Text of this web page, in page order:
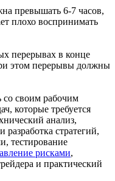
превышать 6-7 часов,
плохо воспринимать
перерывах в конце
этом перерывы должны
своим рабочим
которые требуется
анализ,
стратегий,
тестирование
рисками,
и практический